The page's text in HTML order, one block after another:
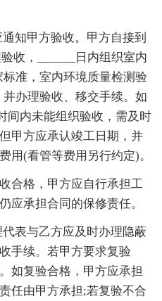
知甲方验收。甲方自接到
收，______日内组织室内
准，室内环境质量检测验
办理验收、移交手续。如
间内未能组织验收，需及时
甲方应承认竣工日期，并
用(看管等费用另行约定)。
格，甲方应自行承担工
应承担合同的保修责任。
表与乙方应及时办理隐蔽
手续。若甲方要求复验
如复验合格，甲方应承担
任由甲方承担;若复验不合